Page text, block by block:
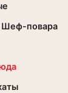
Шеф-повара